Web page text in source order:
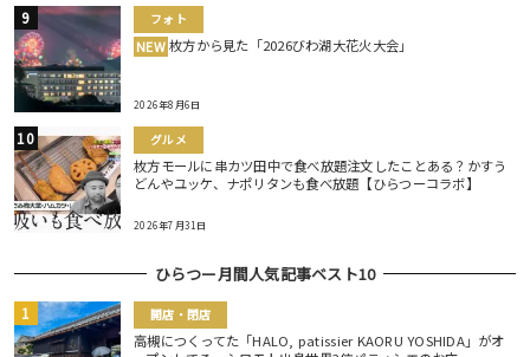
フォト
NEW 枚方から見た「2026びわ湖大花火大会」
2026年8月6日
グルメ
枚方モールに串カツ田中で食べ放題注文したことある？かすう
どんやユッケ、ナポリタンも食べ放題【ひらつーコラボ】
2026年7月31日
ひらつー月間人気記事ベスト10
開店・閉店
高槻につくってた「HALO, patissier KAORU YOSHIDA」がオ